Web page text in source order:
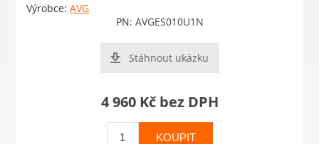
Výrobce: AVG
PN: AVGES010U1N
Stáhnout ukázku
4 960 Kč bez DPH
KOUPIT